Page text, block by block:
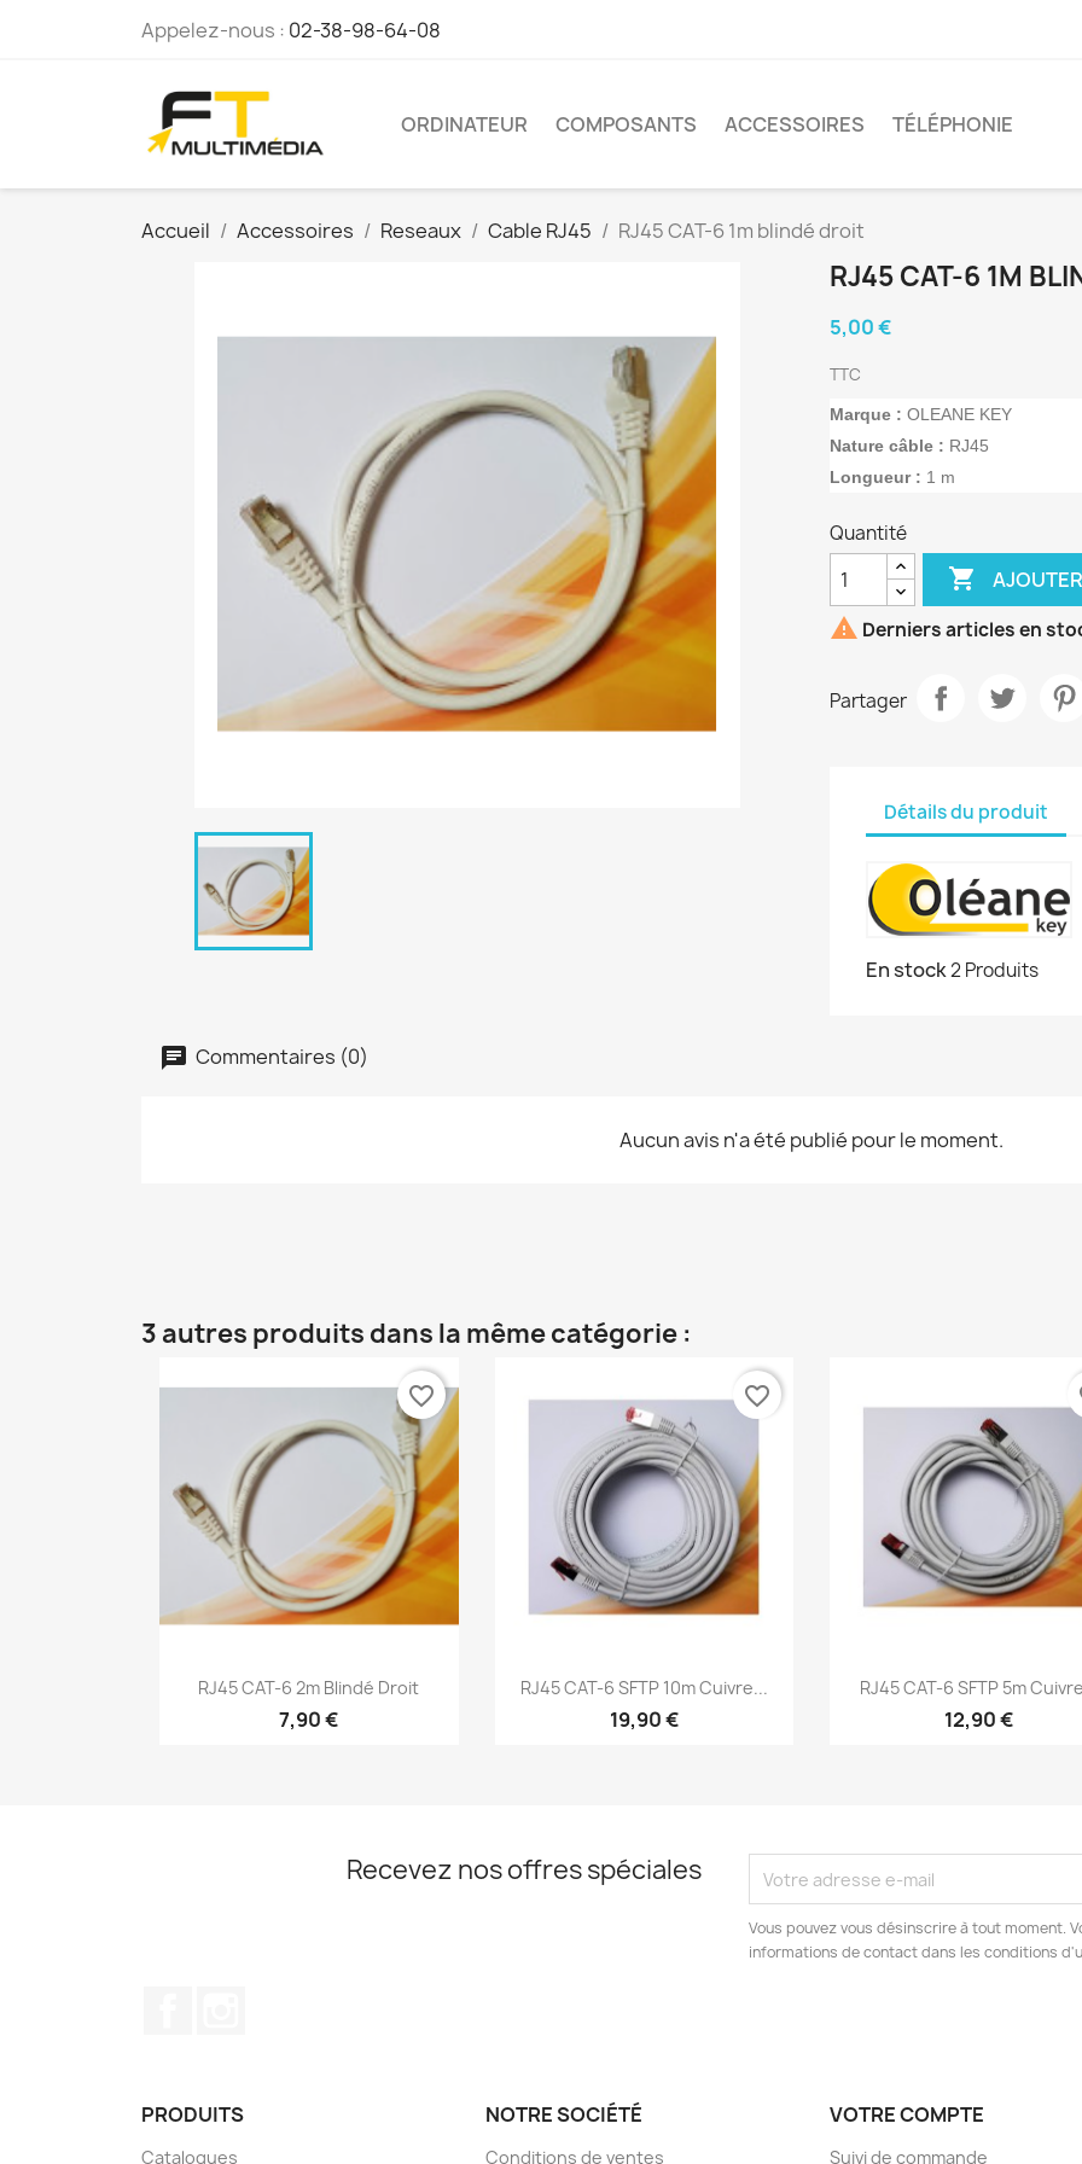
Appelez-nous : 02-38-98-64-08
ORDINATEUR COMPOSANTS ACCESSOIRES TÉLÉPHONIE
Accueil Accessoires Reseaux Cable RJ45 RJ45 CAT-6 1m blindé droit
RJ45 CAT-6 1M
5,00 €
TTC
Marque : OLEANE KEY
Nature câble : RJ45
Longueur : 1 m
Quantité

 Derniers articles en
Partager
Détails du produit
En stock2 Produits
Commentaires (0)
Aucun avis n'a été publié pour le moment.
3 autres produits dans la même catégorie :
Aperçu rapide
RJ45 CAT-6 2m Blindé Droit
7,90 €
favorite_border
Aperçu rapide
RJ45 CAT-6 SFTP 10m Cuivre...
19,90 €
favorite_border
Aperçu rapide
RJ45 CAT-6 SFTP 5m
12,90 €
Recevez nos offres spéciales
Vous pouvez vous désinscrire à tout moment.
informations de contact dans les conditions
PRODUITS
Catalogues
NOTRE SOCIÉTÉ
Conditions de ventes
VOTRE COMPTE
Suivi de commande